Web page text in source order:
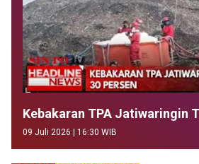
Kebakaran TPA Jatiwaringin
09 Juli 2026 | 16:30 WIB